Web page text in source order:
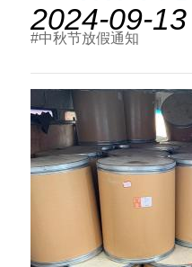
2024-09-13
#中秋节放假通知